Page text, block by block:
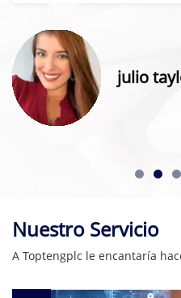
julio
Nuestro Servicio
A Toptengplc le encantaría